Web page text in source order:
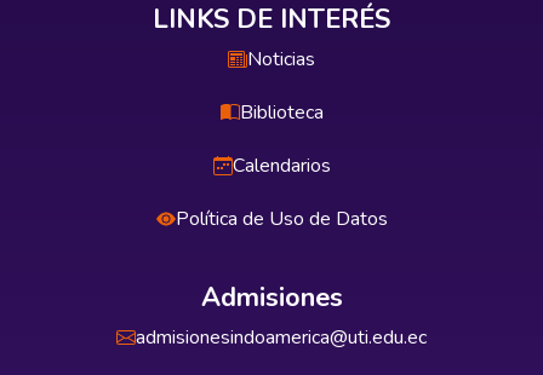
LINKS DE INTERÉS
Noticias
Biblioteca
Calendarios
Política de Uso de Datos
Admisiones
admisionesindoamerica@uti.edu.ec